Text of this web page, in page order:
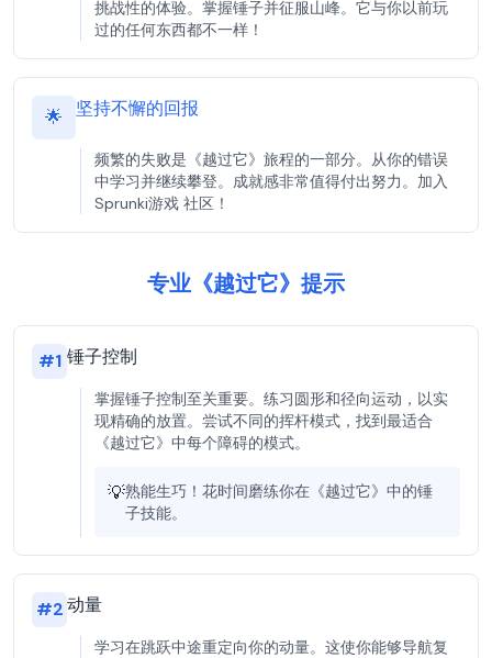
挑战性的体验。掌握锤子并征服山峰。它与你以前玩
过的任何东西都不一样！
🌟 坚持不懈的回报
频繁的失败是《越过它》旅程的一部分。从你的错误
中学习并继续攀登。成就感非常值得付出努力。加入
Sprunki游戏 社区！
专业《越过它》提示
#1 锤子控制
掌握锤子控制至关重要。练习圆形和径向运动，以实
现精确的放置。尝试不同的挥杆模式，找到最适合
《越过它》中每个障碍的模式。
💡熟能生巧！花时间磨练你在《越过它》中的锤
子技能。
#2动量
学习在跳跃中途重定向你的动量。这使你能够导航复